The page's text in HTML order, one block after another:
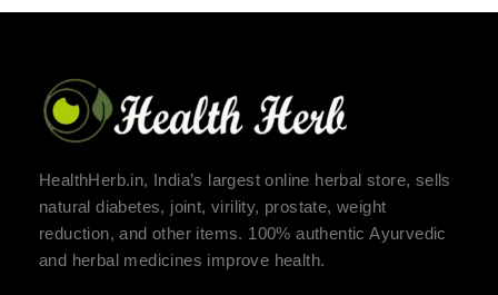
HealthHerb.in, India’s largest online herbal store, sells
natural diabetes, joint, virility, prostate, weight
reduction, and other items. 100% authentic Ayurvedic
and herbal medicines improve health.